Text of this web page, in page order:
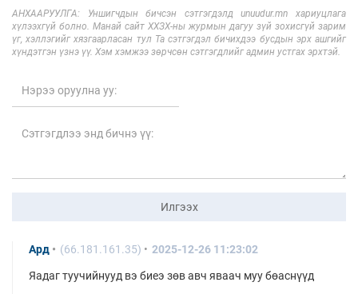
АНХААРУУЛГА: Уншигчдын бичсэн сэтгэгдэлд unuudur.mn хариуцлага
хүлээхгүй болно. Манай сайт ХХЗХ-ны журмын дагуу зүй зохисгүй зарим
үг, хэллэгийг хязгаарласан тул Та сэтгэгдэл бичихдээ бусдын эрх ашгийг
хүндэтгэн үзнэ үү. Хэм хэмжээ зөрчсөн сэтгэгдлийг админ устгах эрхтэй.
Илгээх
Ард (66.181.161.35) 2025-12-26 11:23:02
Яадаг туучийнууд вэ биеэ зөв авч яваач муу бөаснүүд